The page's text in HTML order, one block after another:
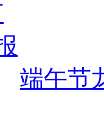
端午节